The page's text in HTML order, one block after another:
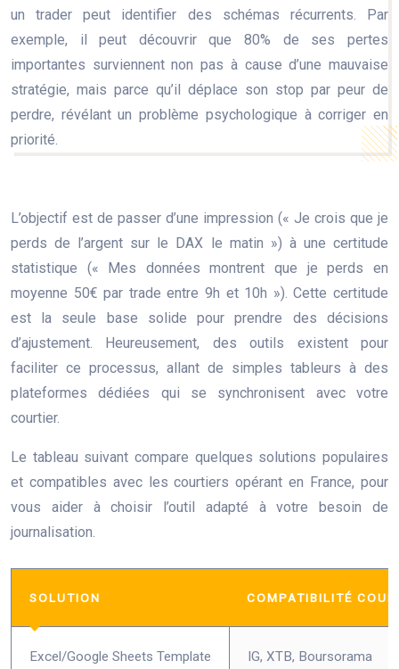
un trader peut identifier des schémas récurrents. Par
exemple, il peut découvrir que 80% de ses pertes
importantes surviennent non pas à cause d’une mauvaise
stratégie, mais parce qu’il déplace son stop par peur de
perdre, révélant un problème psychologique à corriger en
priorité.
L’objectif est de passer d’une impression (« Je crois que je
perds de l’argent sur le DAX le matin ») à une certitude
statistique (« Mes données montrent que je perds en
moyenne 50€ par trade entre 9h et 10h »). Cette certitude
est la seule base solide pour prendre des décisions
d’ajustement. Heureusement, des outils existent pour
faciliter ce processus, allant de simples tableurs à des
plateformes dédiées qui se synchronisent avec votre
courtier.
Le tableau suivant compare quelques solutions populaires
et compatibles avec les courtiers opérant en France, pour
vous aider à choisir l’outil adapté à votre besoin de
journalisation.
SOLUTION COMPATIBILITÉ
Excel/Google Sheets Template IG, XTB, Boursorama